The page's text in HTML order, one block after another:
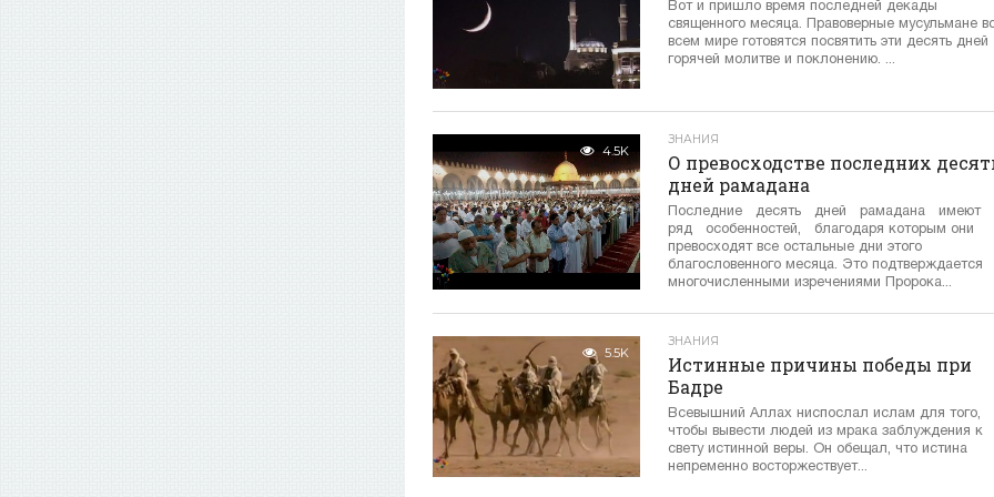
Вот и пришло время последней декады
священного месяца. Правоверные мусульмане
всем мире готовятся посвятить эти десять дней
горячей молитве и поклонению. ...
4.5K
ЗНАНИЯ
О превосходстве последних
дней рамадана
Последние десять дней рамадана имеют
ряд особенностей, благодаря которым они
превосходят все остальные дни этого
благословенного месяца. Это подтверждается
многочисленными изречениями Пророка...
5.5K
ЗНАНИЯ
Истинные причины победы при
Бадре
Всевышний Аллах ниспослал ислам для того,
чтобы вывести людей из мрака заблуждения к
свету истинной веры. Он обещал, что истина
непременно восторжествует...